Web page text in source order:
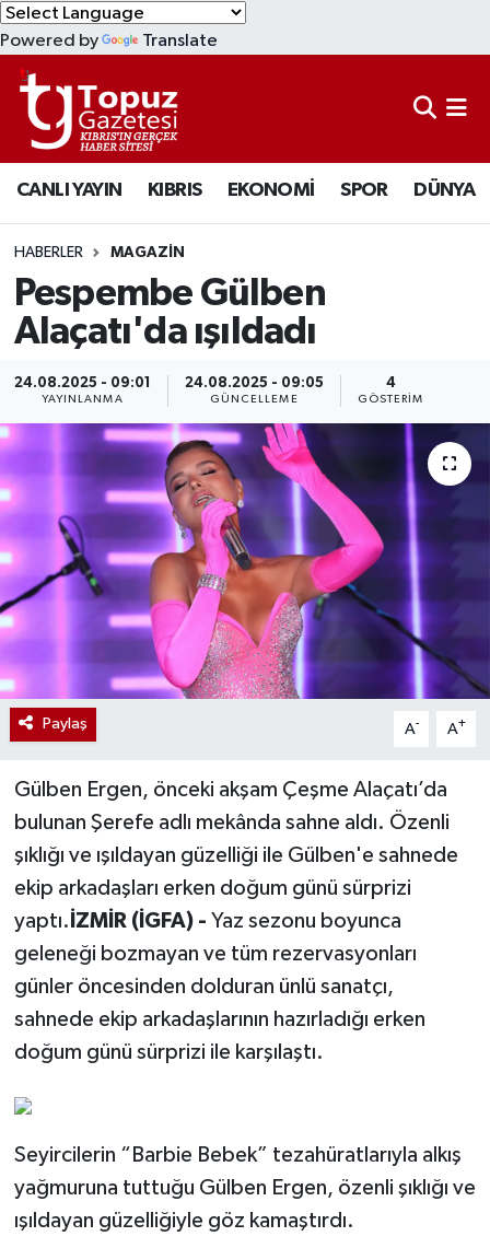
Powered by Translate
CANLI YAYIN KIBRIS EKONOMİ SPOR DÜNYA
HABERLER MAGAZİN
Pespembe Gülben
Alaçatı'da ışıldadı
24.08.2025 - 09:01
YAYINLANMA
24.08.2025 - 09:05
GÜNCELLEME
4
GÖSTERIM
Paylaş A- A+
Gülben Ergen, önceki akşam Çeşme Alaçatı’da
bulunan Şerefe adlı mekânda sahne aldı. Özenli
şıklığı ve ışıldayan güzelliği ile Gülben'e sahnede
ekip arkadaşları erken doğum günü sürprizi
yaptı. İZMİR (İGFA) - Yaz sezonu boyunca
geleneği bozmayan ve tüm rezervasyonları
günler öncesinden dolduran ünlü sanatçı,
sahnede ekip arkadaşlarının hazırladığı erken
doğum günü sürprizi ile karşılaştı.
Seyircilerin “Barbie Bebek” tezahüratlarıyla alkış
yağmuruna tuttuğu Gülben Ergen, özenli şıklığı ve
ışıldayan güzelliğiyle göz kamaştırdı.
KIBRIS
DÜNYA
EKONOMİ
MAGAZİN
SAĞLIK
TÜRKİYE
Lefkoşa Nöbetçi Eczaneler
Lefkoşa Hava Durumu
Lefkoşa Trafik Yoğunluk Haritası
Süper Lig Puan Durumu ve Fikstür
Tüm Manşetler